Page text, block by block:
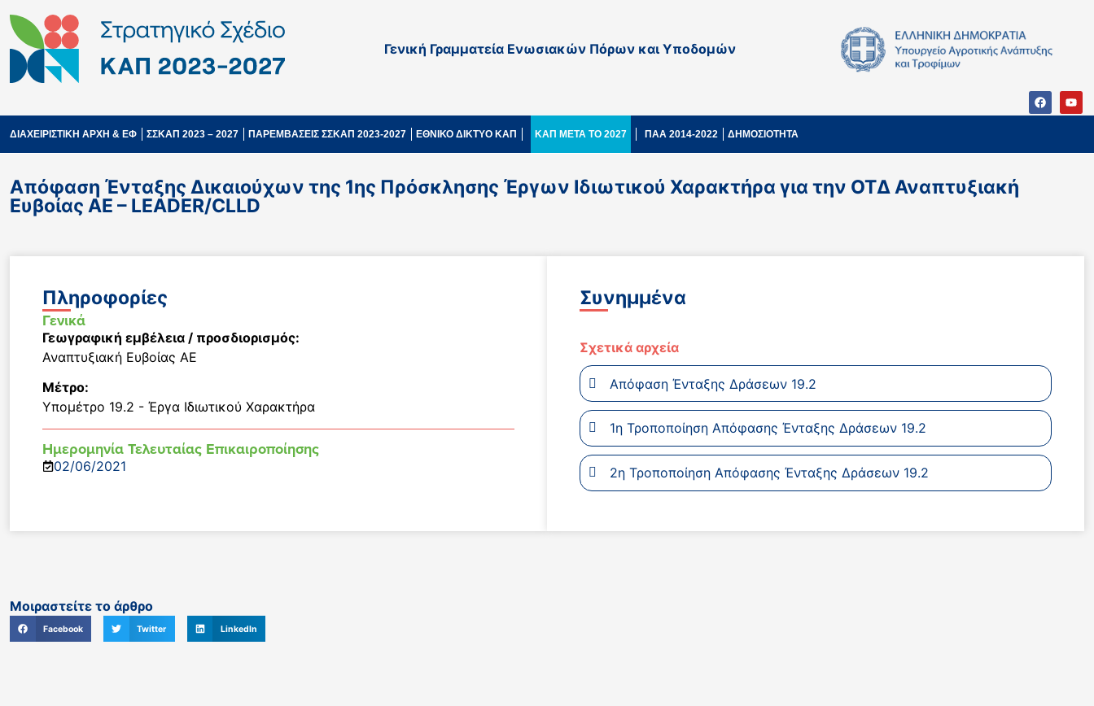
Γενική Γραμματεία Ενωσιακών Πόρων και Υποδομών
ΔΙΑΧΕΙΡΙΣΤΙΚΗ ΑΡΧΗ & ΕΦ ΣΣΚΑΠ 2023 – 2027 ΠΑΡΕΜΒΑΣΕΙΣ ΣΣΚΑΠ 2023-2027 ΕΘΝΙΚΟ ΔΙΚΤΥΟ ΚΑΠ ΚΑΠ ΜΕΤΑ ΤΟ 2027 ΠΑΑ 2014-2022 ΔΗΜΟΣΙΟΤΗΤΑ
Απόφαση Ένταξης Δικαιούχων της 1ης Πρόσκλησης Έργων Ιδιωτικού Χαρακτήρα για την ΟΤΔ Αναπτυξιακή
Ευβοίας ΑΕ – LEADER/CLLD
Πληροφορίες
Γενικά
Γεωγραφική εμβέλεια / προσδιορισμός:
Αναπτυξιακή Ευβοίας ΑΕ
Μέτρο:
Υπομέτρο 19.2 - Έργα Ιδιωτικού Χαρακτήρα
Ημερομηνία Τελευταίας Επικαιροποίησης
02/06/2021
Συνημμένα
Σχετικά αρχεία
Απόφαση Ένταξης Δράσεων 19.2
1η Τροποποίηση Απόφασης Ένταξης Δράσεων 19.2
2η Τροποποίηση Απόφασης Ένταξης Δράσεων 19.2
Μοιραστείτε το άρθρο
Facebook Twitter LinkedIn